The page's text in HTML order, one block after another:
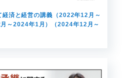
経済と経営の講義（2022年12月～
～2024年1月）（2024年12月～